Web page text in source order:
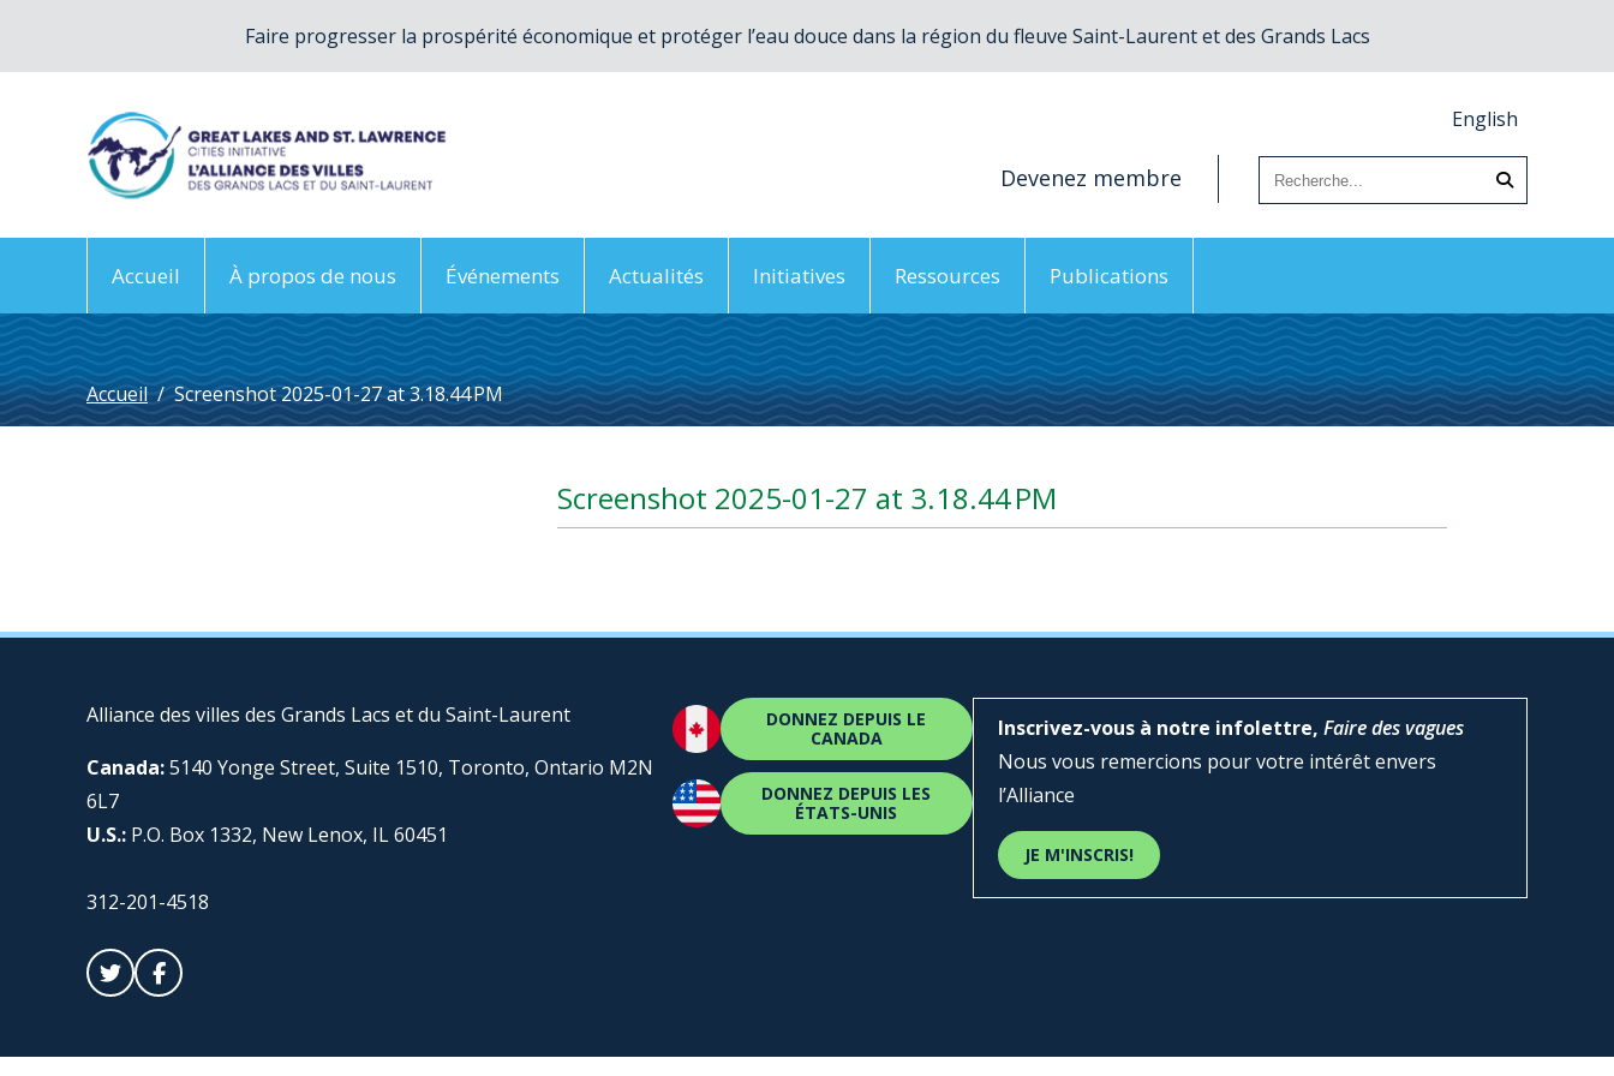
Faire progresser la prospérité économique et protéger l’eau douce dans la région du fleuve Saint-Laurent et des Grands Lacs
English
Devenez membre
Accueil À propos de nous Événements Actualités Initiatives Ressources Publications
Accueil / Screenshot 2025-01-27 at 3.18.44 PM
Screenshot 2025-01-27 at 3.18.44 PM
Alliance des villes des Grands Lacs et du Saint-Laurent
Canada:5140 Yonge Street, Suite 1510, Toronto, Ontario M2N
6L7
U.S.: P.O. Box 1332, New Lenox, IL 60451
312-201-4518
DONNEZ DEPUIS LE
CANADA
DONNEZ DEPUIS LES
ÉTATS-UNIS
Inscrivez-vous à notre infolettre, Faire des vagues
Nous vous remercions pour votre intérêt envers
l’Alliance
JE M'INSCRIS!